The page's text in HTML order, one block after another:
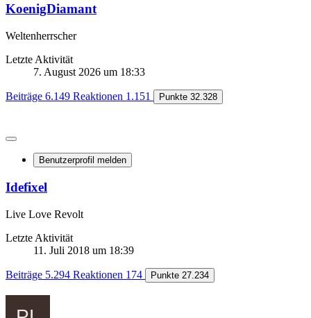
KoenigDiamant
Weltenherrscher
Letzte Aktivität
7. August 2026 um 18:33
Beiträge 6.149 Reaktionen 1.151 Punkte 32.328
Benutzerprofil melden
Idefixel
Live Love Revolt
Letzte Aktivität
11. Juli 2018 um 18:39
Beiträge 5.294 Reaktionen 174 Punkte 27.234